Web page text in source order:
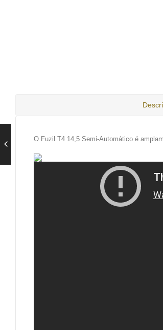
O Fuzil T4 14,5 Semi-Automático é